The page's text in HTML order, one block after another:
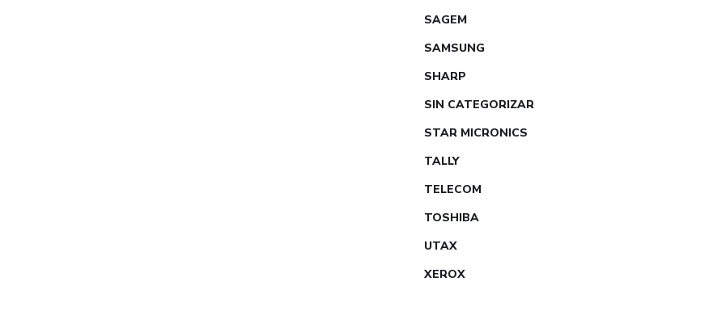
SAGEM
SAMSUNG
SHARP
SIN CATEGORIZAR
STAR MICRONICS
TALLY
TELECOM
TOSHIBA
UTAX
XEROX